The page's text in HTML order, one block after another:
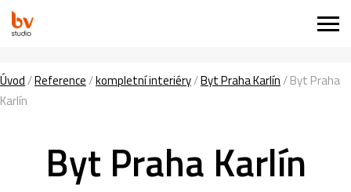
Úvod/Reference/kompletní interiéry/Byt Praha Karlín/Byt Praha
Karlín
Byt Praha Karlín